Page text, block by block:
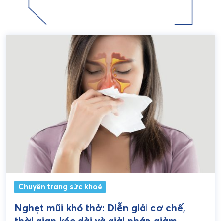
Chuyên trang sức khoẻ
Nghẹt mũi khó thở: Diễn giải cơ chế,